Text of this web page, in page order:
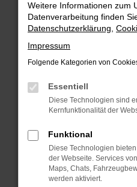
Überprüfe deine
Internetverbindung.
Laden andere
Suchmaschine?
Prüfe deine
können das Laden
verhindern.
Fenster?
Starte dein Gerät
Das kann manchmal
Probleme zu beheben.
Weitere Informationen zum
Datenverarbeitung finden
Datenschutzerklärung
Impressum
Folgende Kategorien von
Essentiell
Diese Technologien sind
Kernfunktionalität der
Funktional
Diese Technologien
der Webseite. Services
Maps, Chats,
werden aktiviert.